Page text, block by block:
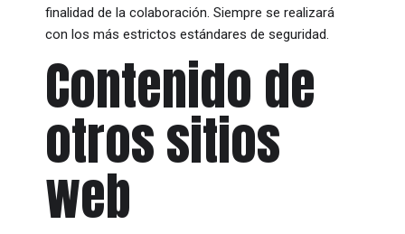
finalidad de la colaboración. Siempre se realizará
con los más estrictos estándares de seguridad.
Contenido de
otros sitios
web